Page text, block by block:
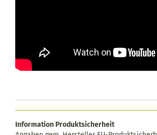
Information Produktsicherheit